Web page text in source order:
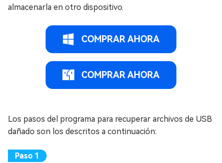
almacenarla en otro dispositivo.
COMPRAR AHORA
COMPRAR AHORA
Los pasos del programa para recuperar archivos de USB
dañado son los descritos a continuación: